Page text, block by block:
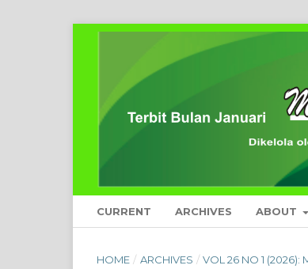
CURRENT ARCHIVES ABOUT
HOME / ARCHIVES / VOL 26 NO 1 (2026):